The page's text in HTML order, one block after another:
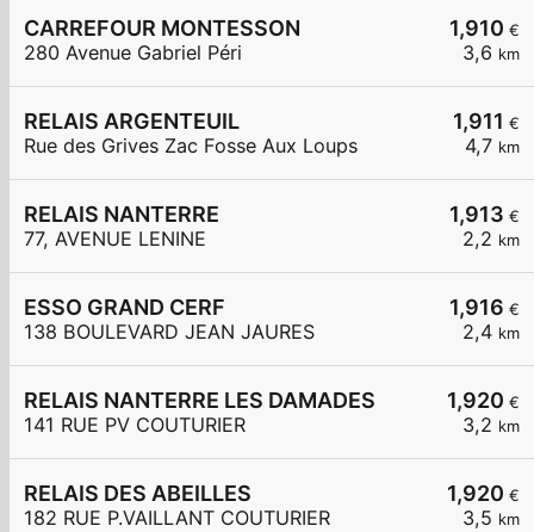
1,910 €
3,6 km
CARREFOUR MONTESSON
280 Avenue Gabriel Péri
1,911 €
4,7 km
RELAIS ARGENTEUIL
Rue des Grives Zac Fosse Aux Loups
1,913 €
2,2 km
RELAIS NANTERRE
77, AVENUE LENINE
1,916 €
2,4 km
ESSO GRAND CERF
138 BOULEVARD JEAN JAURES
1,920 €
3,2 km
RELAIS NANTERRE LES DAMADES
141 RUE PV COUTURIER
1,920 €
3,5 km
RELAIS DES ABEILLES
182 RUE P.VAILLANT COUTURIER